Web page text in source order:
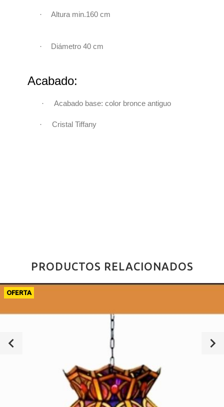
· Altura min.160 cm
· Diámetro 40 cm
Acabado:
· Acabado base: color bronce antiguo
· Cristal Tiffany
PRODUCTOS RELACIONADOS
OFERTA